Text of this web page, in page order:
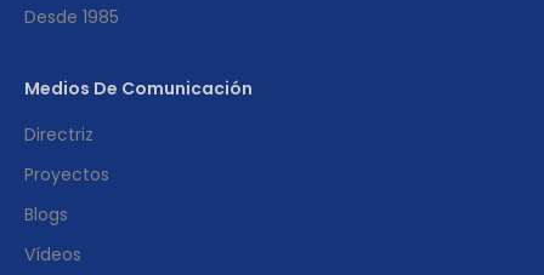
Desde 1985
Medios De Comunicación
Directriz
Proyectos
Blogs
Vídeos